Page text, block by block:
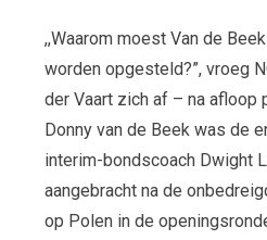
,,Waarom moest Van de
worden opgesteld?”, vroeg
der Vaart zich af – na afloop
Donny van de Beek was de
interim-bondscoach Dwight
aangebracht na de
op Polen in de